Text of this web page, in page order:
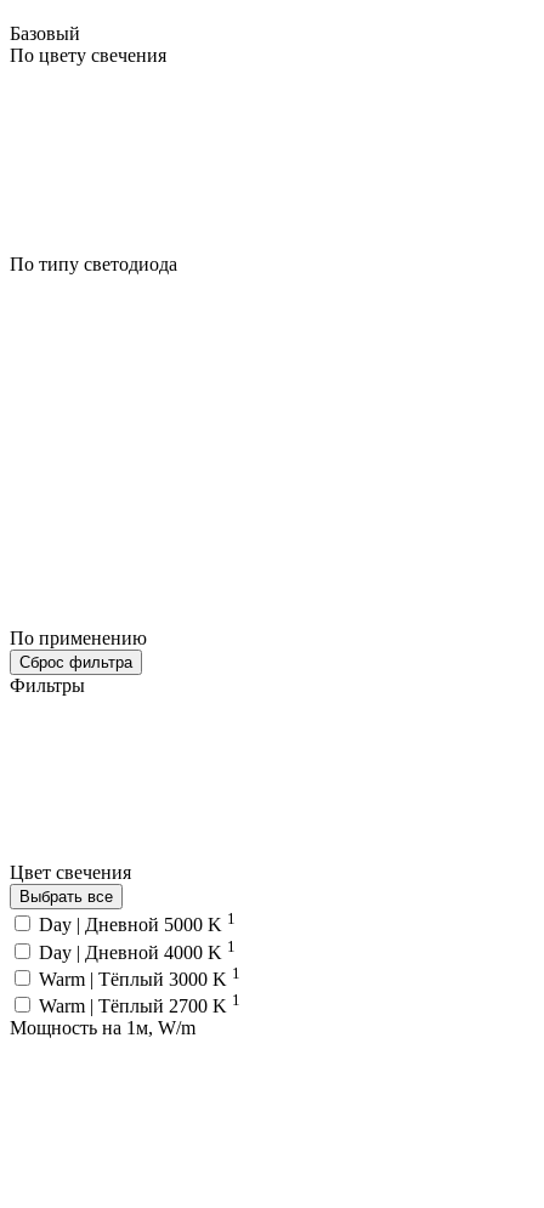
Базовый
По цвету свечения
По типу светодиода
По применению
Сброс фильтра
Фильтры
Цвет свечения
Выбрать все
Day | Дневной 5000 K 1
Day | Дневной 4000 K 1
Warm | Тёплый 3000 K 1
Warm | Тёплый 2700 K 1
Мощность на 1м, W/m